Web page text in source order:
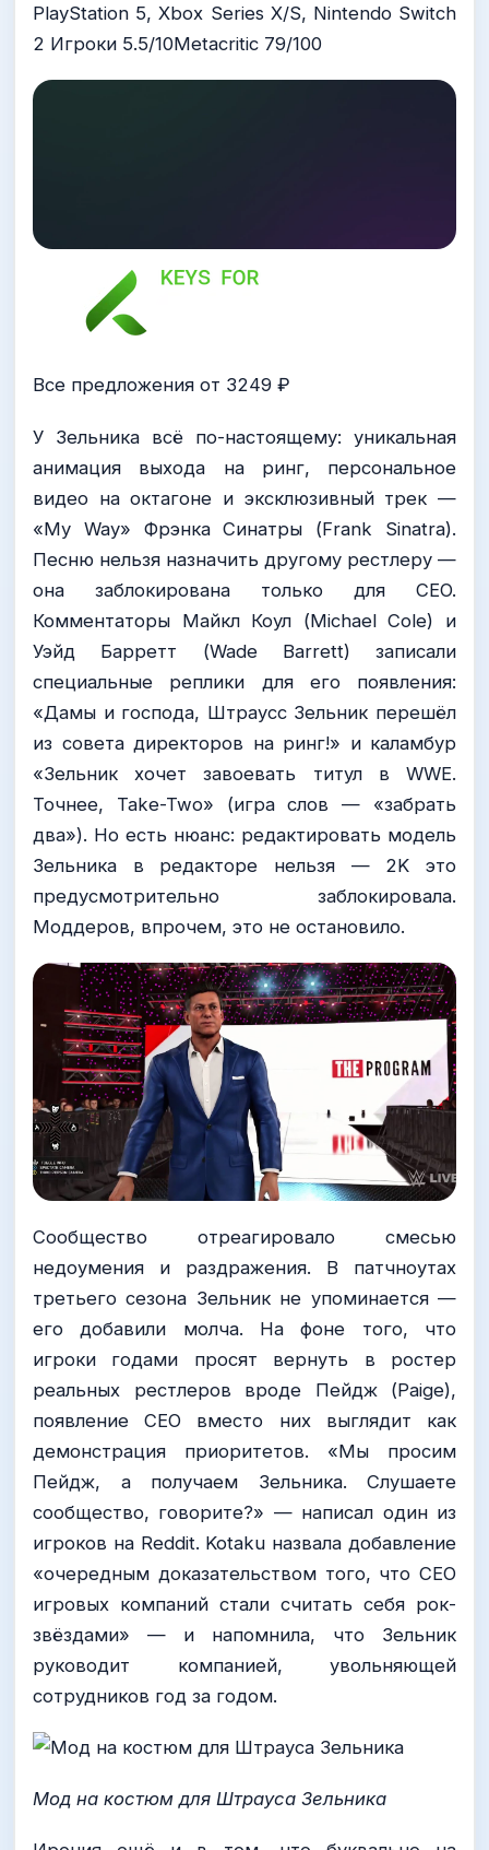
PlayStation 5, Xbox Series X/S, Nintendo Switch
2 Игроки 5.5/10Metacritic 79/100
Все предложения от 3249 ₽
У Зельника всё по-настоящему: уникальная
анимация выхода на ринг, персональное
видео на октагоне и эксклюзивный трек —
«My Way» Фрэнка Синатры (Frank Sinatra).
Песню нельзя назначить другому рестлеру —
она заблокирована только для CEO.
Комментаторы Майкл Коул (Michael Cole) и
Уэйд Барретт (Wade Barrett) записали
специальные реплики для его появления:
«Дамы и господа, Штраусс Зельник перешёл
из совета директоров на ринг!» и каламбур
«Зельник хочет завоевать титул в WWE.
Точнее, Take-Two» (игра слов — «забрать
два»). Но есть нюанс: редактировать модель
Зельника в редакторе нельзя — 2K это
предусмотрительно заблокировала.
Моддеров, впрочем, это не остановило.
Сообщество отреагировало смесью
недоумения и раздражения. В патчноутах
третьего сезона Зельник не упоминается —
его добавили молча. На фоне того, что
игроки годами просят вернуть в ростер
реальных рестлеров вроде Пейдж (Paige),
появление CEO вместо них выглядит как
демонстрация приоритетов. «Мы просим
Пейдж, а получаем Зельника. Слушаете
сообщество, говорите?» — написал один из
игроков на Reddit. Kotaku назвала добавление
«очередным доказательством того, что CEO
игровых компаний стали считать себя рок-
звёздами» — и напомнила, что Зельник
руководит компанией, увольняющей
сотрудников год за годом.
Мод на костюм для Штрауса Зельника